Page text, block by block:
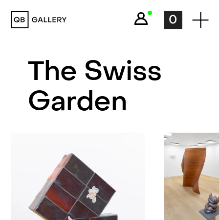
QB Gallery 0
The Swiss
Garden